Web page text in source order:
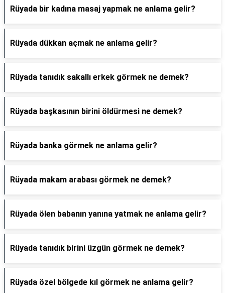
Rüyada bir kadına masaj yapmak ne anlama gelir?
Rüyada dükkan açmak ne anlama gelir?
Rüyada tanıdık sakallı erkek görmek ne demek?
Rüyada başkasının birini öldürmesi ne demek?
Rüyada banka görmek ne anlama gelir?
Rüyada makam arabası görmek ne demek?
Rüyada ölen babanın yanına yatmak ne anlama gelir?
Rüyada tanıdık birini üzgün görmek ne demek?
Rüyada özel bölgede kıl görmek ne anlama gelir?